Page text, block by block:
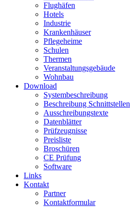
Flughäfen
Hotels
Industrie
Krankenhäuser
Pflegeheime
Schulen
Thermen
Veranstaltungsgebäude
Wohnbau
Download
Systembeschreibung
Beschreibung Schnittstellen
Ausschreibungstexte
Datenblätter
Prüfzeugnisse
Preisliste
Broschüren
CE Prüfung
Software
Links
Kontakt
Partner
Kontaktformular